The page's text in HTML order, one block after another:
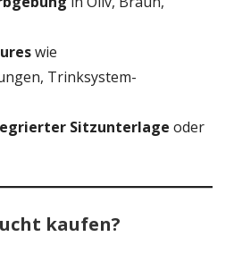
wie
Trinksystem-
Sitzunterlage oder
kaufen?